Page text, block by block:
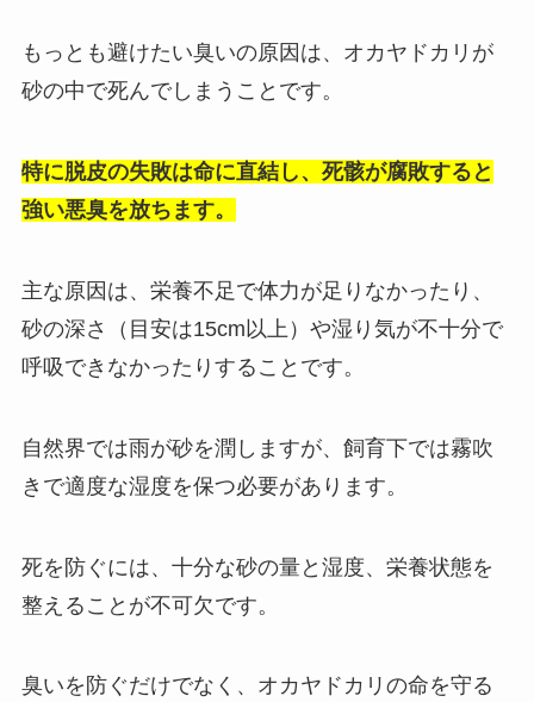
もっとも避けたい臭いの原因は、オカヤドカリが
砂の中で死んでしまうことです。
特に脱皮の失敗は命に直結し、死骸が腐敗すると
強い悪臭を放ちます。
主な原因は、栄養不足で体力が足りなかったり、
砂の深さ（目安は15cm以上）や湿り気が不十分で
呼吸できなかったりすることです。
自然界では雨が砂を潤しますが、飼育下では霧吹
きで適度な湿度を保つ必要があります。
死を防ぐには、十分な砂の量と湿度、栄養状態を
整えることが不可欠です。
臭いを防ぐだけでなく、オカヤドカリの命を守る